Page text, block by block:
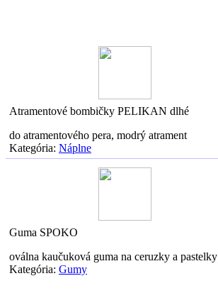
Atramentové bombičky PELIKAN dlhé
do atramentového pera, modrý atrament
Kategória: Náplne
Guma SPOKO
oválna kaučuková guma na ceruzky a pastelky
Kategória: Gumy